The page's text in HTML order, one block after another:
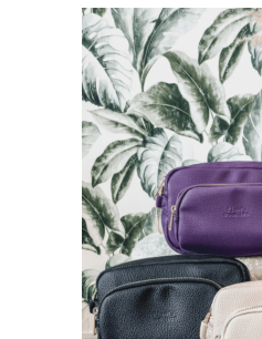
plusieurs
variations.
Les
options
peuvent
être
choisies
sur
la
page
du
produit